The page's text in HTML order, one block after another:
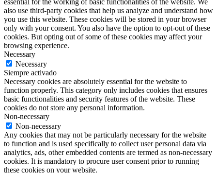
also use third-party cookies that help us analyze and understand how
you use this website. These cookies will be stored in your browser
only with your consent. You also have the option to opt-out of these
cookies. But opting out of some of these cookies may affect your
browsing experience.
Necessary
Necessary
Siempre activado
Necessary cookies are absolutely essential for the website to
function properly. This category only includes cookies that ensures
basic functionalities and security features of the website. These
cookies do not store any personal information.
Non-necessary
Non-necessary
Any cookies that may not be particularly necessary for the website
to function and is used specifically to collect user personal data via
analytics, ads, other embedded contents are termed as non-necessary
cookies. It is mandatory to procure user consent prior to running
these cookies on your website.